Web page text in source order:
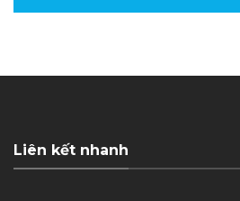
Liên kết nhanh